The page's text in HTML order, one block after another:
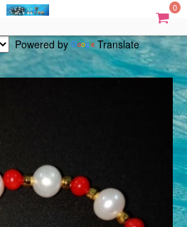
0
Powered by Translate